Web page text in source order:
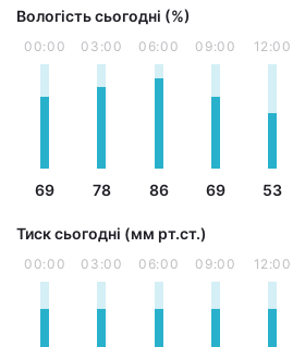
Вологість сьогодні (%)
00:00
69
03:00
78
06:00
86
09:00
69
12:00
53
Тиск сьогодні (мм рт.ст.)
00:00 03:00 06:00 09:00 12:00